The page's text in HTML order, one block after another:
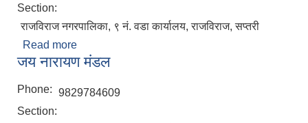
Section:
राजविराज नगरपालिका, ९ नं. वडा कार्यालय, राजविराज, सप्तरी
Read more
जय नारायण मंडल
Phone: 9829784609
Section: